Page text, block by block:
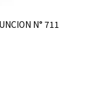
N° 711